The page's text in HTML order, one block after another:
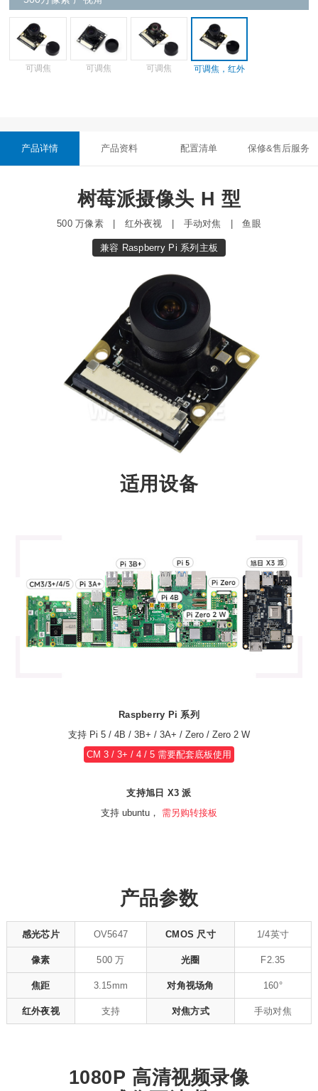
可调焦 可调焦 可调焦 可调焦，红外
产品详情 产品资料 配置清单 保修&售后服务
树莓派摄像头 H 型
500 万像素 | 红外夜视 | 手动对焦 | 鱼眼
兼容 Raspberry Pi 系列主板
适用设备
Raspberry Pi 系列
支持 Pi 5 / 4B / 3B+ / 3A+ / Zero / Zero 2 W
CM 3 / 3+ / 4 / 5 需要配套底板使用
支持旭日 X3 派
支持 ubuntu， 需另购转接板
产品参数
感光芯片 OV5647 CMOS 尺寸 1/4英寸
像素 500 万 光圈 F2.35
焦距 3.15mm 对角视场角 160°
红外夜视 支持 对焦方式 手动对焦
1080P 高清视频录像